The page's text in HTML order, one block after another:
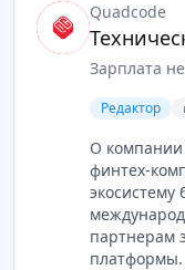
Quadcode
Зарплата
Редактор
О компании
финтех-
экосистему
партнерам